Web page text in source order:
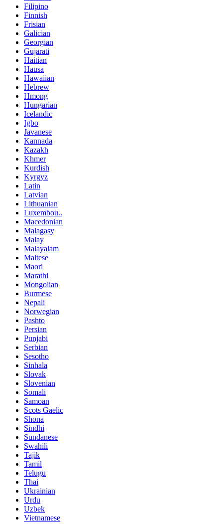
Filipino
Finnish
Frisian
Galician
Georgian
Gujarati
Haitian
Hausa
Hawaiian
Hebrew
Hmong
Hungarian
Icelandic
Igbo
Javanese
Kannada
Kazakh
Khmer
Kurdish
Kyrgyz
Latin
Latvian
Lithuanian
Luxembou..
Macedonian
Malagasy
Malay
Malayalam
Maltese
Maori
Marathi
Mongolian
Burmese
Nepali
Norwegian
Pashto
Persian
Punjabi
Serbian
Sesotho
Sinhala
Slovak
Slovenian
Somali
Samoan
Scots Gaelic
Shona
Sindhi
Sundanese
Swahili
Tajik
Tamil
Telugu
Thai
Ukrainian
Urdu
Uzbek
Vietnamese